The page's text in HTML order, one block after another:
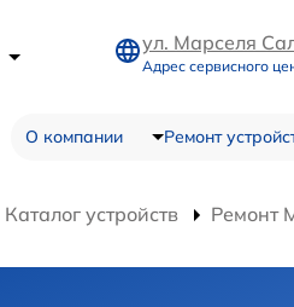
ул. Марселя
Адрес сервисного
О компании Ремонт
Каталог устройств Ремонт